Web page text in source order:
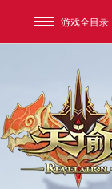
游戏全目录